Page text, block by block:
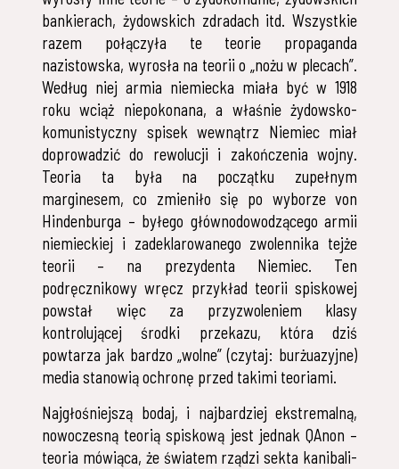
bankierach, żydowskich zdradach itd. Wszystkie
razem połączyła te teorie propaganda
nazistowska, wyrosła na teorii o „nożu w plecach”.
Według niej armia niemiecka miała być w 1918
roku wciąż niepokonana, a właśnie żydowsko-
komunistyczny spisek wewnątrz Niemiec miał
doprowadzić do rewolucji i zakończenia wojny.
Teoria ta była na początku zupełnym
marginesem, co zmieniło się po wyborze von
Hindenburga – byłego głównodowodzącego armii
niemieckiej i zadeklarowanego zwolennika tejże
teorii – na prezydenta Niemiec. Ten
podręcznikowy wręcz przykład teorii spiskowej
powstał więc za przyzwoleniem klasy
kontrolującej środki przekazu, która dziś
powtarza jak bardzo „wolne” (czytaj: burżuazyjne)
media stanowią ochronę przed takimi teoriami.
Najgłośniejszą bodaj, i najbardziej ekstremalną,
nowoczesną teorią spiskową jest jednak QAnon –
teoria mówiąca, że światem rządzi sekta kanibali-